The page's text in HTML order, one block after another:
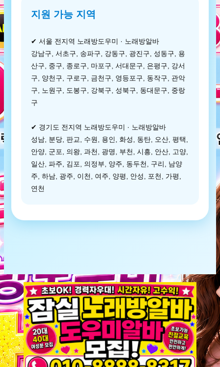
지원 가능 지역
✔ 서울 전지역 노래방도우미 · 노래방알바
강남구, 서초구, 송파구, 강동구, 광진구, 성동구, 용
산구, 중구, 종로구, 마포구, 서대문구, 은평구, 강서
구, 양천구, 구로구, 금천구, 영등포구, 동작구, 관악
구, 노원구, 도봉구, 강북구, 성북구, 동대문구, 중랑
구
✔ 경기도 전지역 노래방도우미 · 노래방알바
성남, 분당, 판교, 수원, 용인, 화성, 동탄, 오산, 평택,
안양, 군포, 의왕, 과천, 광명, 부천, 시흥, 안산, 고양,
일산, 파주, 김포, 의정부, 양주, 동두천, 구리, 남양
주, 하남, 광주, 이천, 여주, 양평, 안성, 포천, 가평,
연천